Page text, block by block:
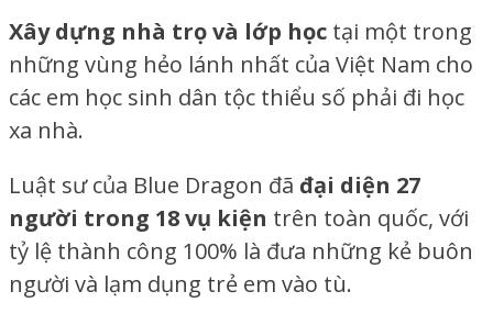
Xây dựng nhà trọ và lớp học tại một trong
những vùng hẻo lánh nhất của Việt Nam cho
các em học sinh dân tộc thiểu số phải đi học
xa nhà.
Luật sư của Blue Dragon đã đại diện 27
người trong 18 vụ kiện trên toàn quốc, với
tỷ lệ thành công 100% là đưa những kẻ buôn
người và lạm dụng trẻ em vào tù.